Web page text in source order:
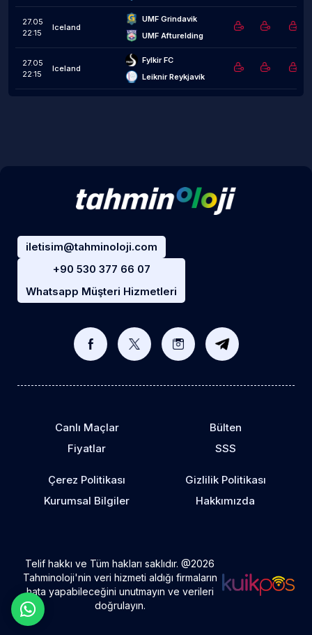
27.05
22:15
Iceland
UMF Grindavik
UMF Afturelding
27.05
22:15
Iceland
Fylkir FC
Leiknir Reykjavík
iletisim@tahminoloji.com
+90 530 377 66 07
Whatsapp Müşteri Hizmetleri
Canlı Maçlar
Bülten
Fiyatlar
SSS
Çerez Politikası
Gizlilik Politikası
Kurumsal Bilgiler
Hakkımızda
Telif hakkı ve Tüm hakları saklıdır. @2026
Tahminoloji'nin veri hizmeti aldığı firmaların
hata yapabileceğini unutmayın ve verileri
doğrulayın.